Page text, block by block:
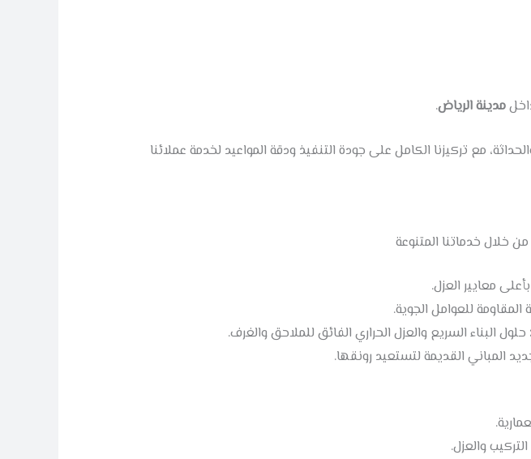
مدينة الرياض.
مع تركيزنا الكامل على جودة التنفيذ ودقة المواعيد لخدمة عملائنا
خلال خدماتنا المتنوعة
معايير العزل.
للعوامل الجوية.
حلول البناء السريع والعزل الحراري الفائق للملاحق والغرف.
المباني القديمة لتستعيد رونقها.
والعزل.